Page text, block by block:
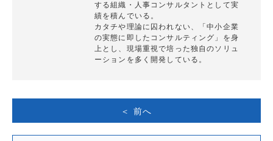
する組織・人事コンサルタントとして実
績を積んでいる。
カタチや理論に囚われない、「中小企業
の実態に即したコンサルティング」を身
上とし、現場重視で培った独自のソリュ
ーションを多く開発している。
＜ 前へ